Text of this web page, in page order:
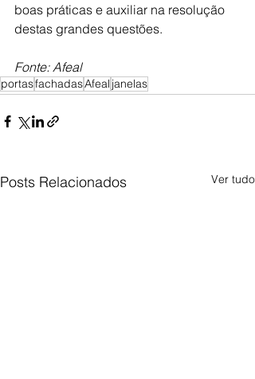
boas práticas e auxiliar na resolução
destas grandes questões.
Fonte: Afeal
portasfachadasAfeal janelas
Posts Relacionados Ver tudo